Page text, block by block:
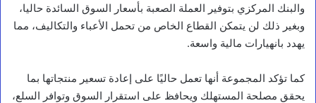
والبنك المركزي بتوفير العملة الصعبة بأسعار السوق السائدة حاليا،
وبغير ذلك لن يتمكن القطاع الخاص من تحمل الأعباء والتكاليف، مما
يهدد بانهيارات مالية واسعة.
كما تؤكد المجموعة أنها تعمل حاليًا على إعادة تسعير منتجاتها بما
يحقق مصلحة المستهلك ويحافظ على استقرار السوق وتوافر السلع،